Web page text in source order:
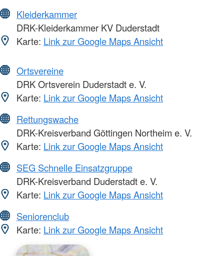
Kleiderkammer
DRK-Kleiderkammer KV Duderstadt
Karte: Link zur Google Maps Ansicht
Ortsvereine
DRK Ortsverein Duderstadt e. V.
Karte: Link zur Google Maps Ansicht
Rettungswache
DRK-Kreisverband Göttingen Northeim e. V.
Karte: Link zur Google Maps Ansicht
SEG Schnelle Einsatzgruppe
DRK-Kreisverband Duderstadt e. V.
Karte: Link zur Google Maps Ansicht
Seniorenclub
Karte: Link zur Google Maps Ansicht